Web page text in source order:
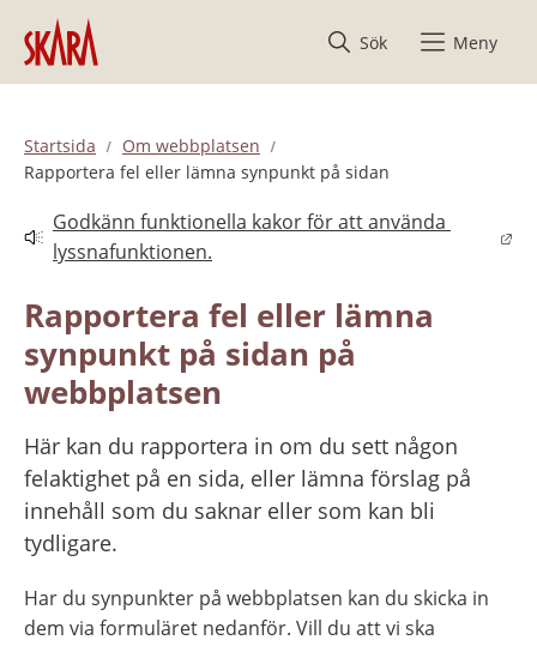
Hoppa till innehåll
Sök
Meny
Startsida
Om webbplatsen
Rapportera fel eller lämna synpunkt på sidan
Godkänn funktionella kakor för att använda
lyssnafunktionen.
Länk till annan webbplats.
Rapportera fel eller lämna
synpunkt på sidan på
webbplatsen
Här kan du rapportera in om du sett någon
felaktighet på en sida, eller lämna förslag på
innehåll som du saknar eller som kan bli
tydligare.
Har du synpunkter på webbplatsen kan du skicka in
dem via formuläret nedanför. Vill du att vi ska